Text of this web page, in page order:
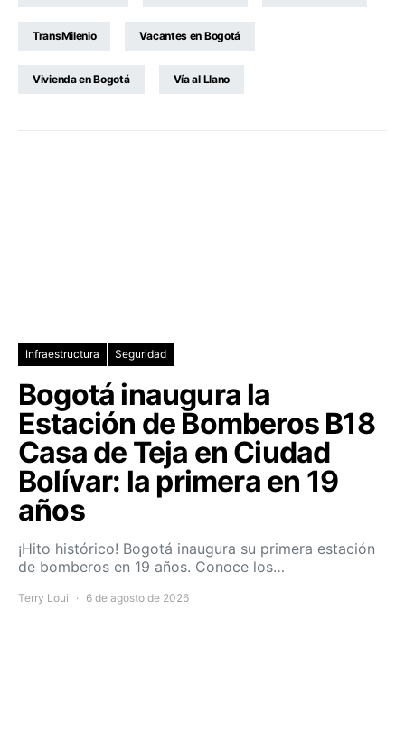
TransMilenio Vacantes en Bogotá
Vivienda en Bogotá Vía al Llano
Infraestructura Seguridad
Bogotá inaugura la
Estación de Bomberos B18
Casa de Teja en Ciudad
Bolívar: la primera en 19
años
¡Hito histórico! Bogotá inaugura su primera estación
de bomberos en 19 años. Conoce los…
Terry Loui 6 de agosto de 2026